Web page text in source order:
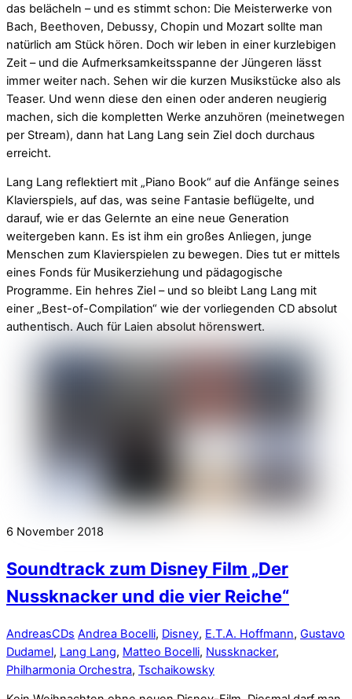
das belächeln – und es stimmt schon: Die Meisterwerke von
Bach, Beethoven, Debussy, Chopin und Mozart sollte man
natürlich am Stück hören. Doch wir leben in einer kurzlebigen
Zeit – und die Aufmerksamkeitsspanne der Jüngeren lässt
immer weiter nach. Sehen wir die kurzen Musikstücke also als
Teaser. Und wenn diese den einen oder anderen neugierig
machen, sich die kompletten Werke anzuhören (meinetwegen
per Stream), dann hat Lang Lang sein Ziel doch durchaus
erreicht.
Lang Lang reflektiert mit „Piano Book“ auf die Anfänge seines
Klavierspiels, auf das, was seine Fantasie beflügelte, und
darauf, wie er das Gelernte an eine neue Generation
weitergeben kann. Es ist ihm ein großes Anliegen, junge
Menschen zum Klavierspielen zu bewegen. Dies tut er mittels
eines Fonds für Musikerziehung und pädagogische
Programme. Ein hehres Ziel – und so bleibt Lang Lang mit
einer „Best-of-Compilation“ wie der vorliegenden CD absolut
authentisch. Auch für Laien absolut hörenswert.
6 November 2018
Soundtrack zum Disney Film „Der
Nussknacker und die vier Reiche“
AndreasCDs Andrea Bocelli, Disney, E.T.A. Hoffmann, Gustavo
Dudamel, Lang Lang, Matteo Bocelli, Nussknacker,
Philharmonia Orchestra, Tschaikowsky